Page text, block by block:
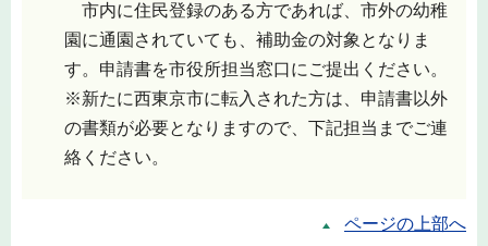
市内に住民登録のある方であれば、市外の幼稚
園に通園されていても、補助金の対象となりま
す。申請書を市役所担当窓口にご提出ください。
※新たに西東京市に転入された方は、申請書以外
の書類が必要となりますので、下記担当までご連
絡ください。
ページの上部へ